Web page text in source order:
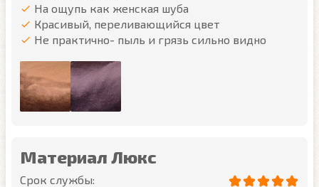
На ощупь как женская шуба
Красивый, переливающийся цвет
Не практично- пыль и грязь сильно видно
Материал Люкс
Срок службы: